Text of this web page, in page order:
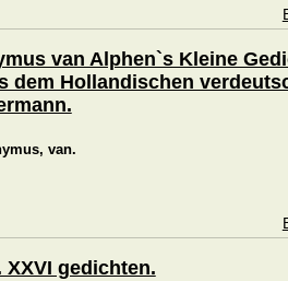
van Alphen`s Kleine
dem Hollandischen
van.
XXVI gedichten.